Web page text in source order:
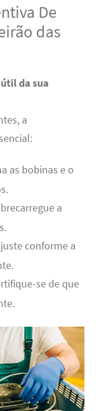
De
das
da sua
a
as bobinas e o
a
conforme a
se de que